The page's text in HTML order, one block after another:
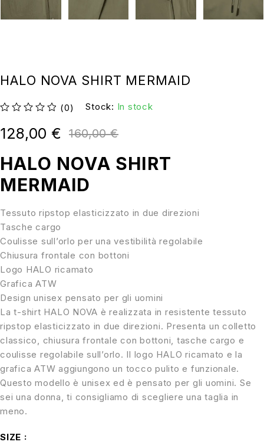
HALO NOVA SHIRT MERMAID
(0) Stock: In stock
HALO NOVA SHIRT
MERMAID
Tessuto ripstop elasticizzato in due direzioni
Tasche cargo
Coulisse sull’orlo per una vestibilità regolabile
Chiusura frontale con bottoni
Logo HALO ricamato
Grafica ATW
Design unisex pensato per gli uomini
La t-shirt HALO NOVA è realizzata in resistente tessuto
ripstop elasticizzato in due direzioni. Presenta un colletto
classico, chiusura frontale con bottoni, tasche cargo e
coulisse regolabile sull’orlo. Il logo HALO ricamato e la
grafica ATW aggiungono un tocco pulito e funzionale.
Questo modello è unisex ed è pensato per gli uomini. Se
sei una donna, ti consigliamo di scegliere una taglia in
meno.
160,00€
128,00 €
SIZE